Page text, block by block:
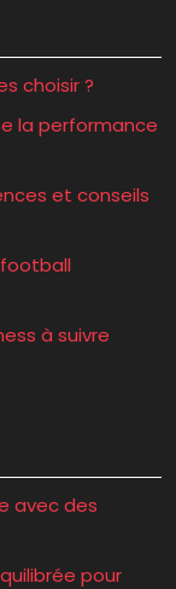
choisir ?
la performance
et conseils
à suivre
avec des
pour